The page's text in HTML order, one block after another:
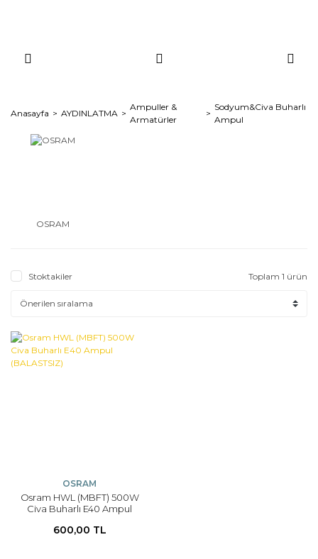
Anasayfa AYDINLATMA
Ampuller &
Armatürler
Sodyum&Civa Buharlı
Ampul
OSRAM
Stoktakiler Toplam 1 ürün
OSRAM
Osram HWL (MBFT) 500W
Civa Buharlı E40 Ampul
600,00 TL